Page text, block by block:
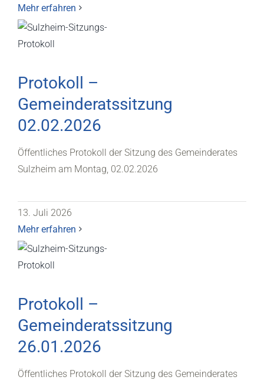
Mehr erfahren
Protokoll –
Gemeinderatssitzung
02.02.2026
Öffentliches Protokoll der Sitzung des Gemeinderates
Sulzheim am Montag, 02.02.2026
13. Juli 2026
Mehr erfahren
Protokoll –
Gemeinderatssitzung
26.01.2026
Öffentliches Protokoll der Sitzung des Gemeinderates